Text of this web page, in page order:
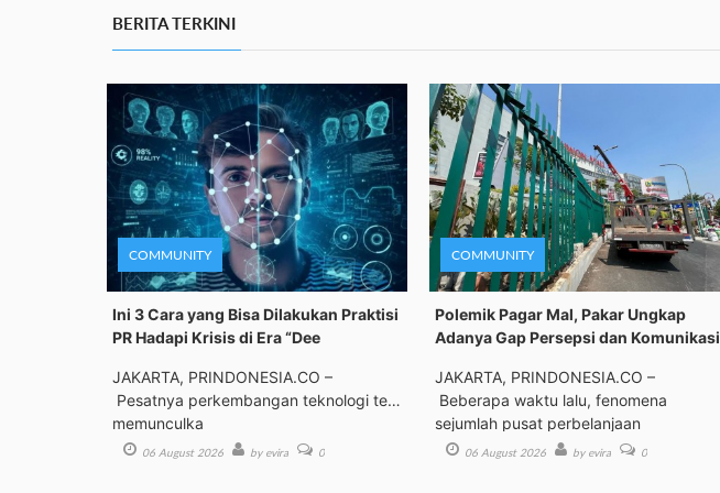
BERITA TERKINI
COMMUNITY
Ini 3 Cara yang Bisa Dilakukan Praktisi
PR Hadapi Krisis di Era “Dee
JAKARTA, PRINDONESIA.CO –
Pesatnya perkembangan teknologi telah
memunculka
06 August 2026 by evira 0
COMMUNITY
Polemik Pagar Mal, Pakar Ungkap
Adanya Gap Persepsi dan Komunikasi
JAKARTA, PRINDONESIA.CO –
Beberapa waktu lalu, fenomena
sejumlah pusat perbelanjaan
06 August 2026 by evira 0